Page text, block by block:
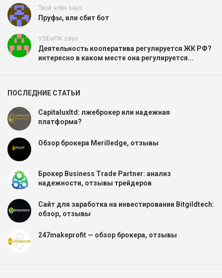
Твой член says:
Пруфы, или сбит бот
УЭБиПК says:
Деятельность кооператива регулируется ЖК РФ?
интересно в каком месте она регулируется...
ПОСЛЕДНИЕ СТАТЬИ
Capitaluxltd: лжеброкер или надежная
платформа?
Обзор брокера Merilledge, отзывы
Брокер Business Trade Partner: анализ
надежности, отзывы трейдеров
Сайт для заработка на инвестировании Bitgildtech:
обзор, отзывы
247makeprofit — обзор брокера, отзывы